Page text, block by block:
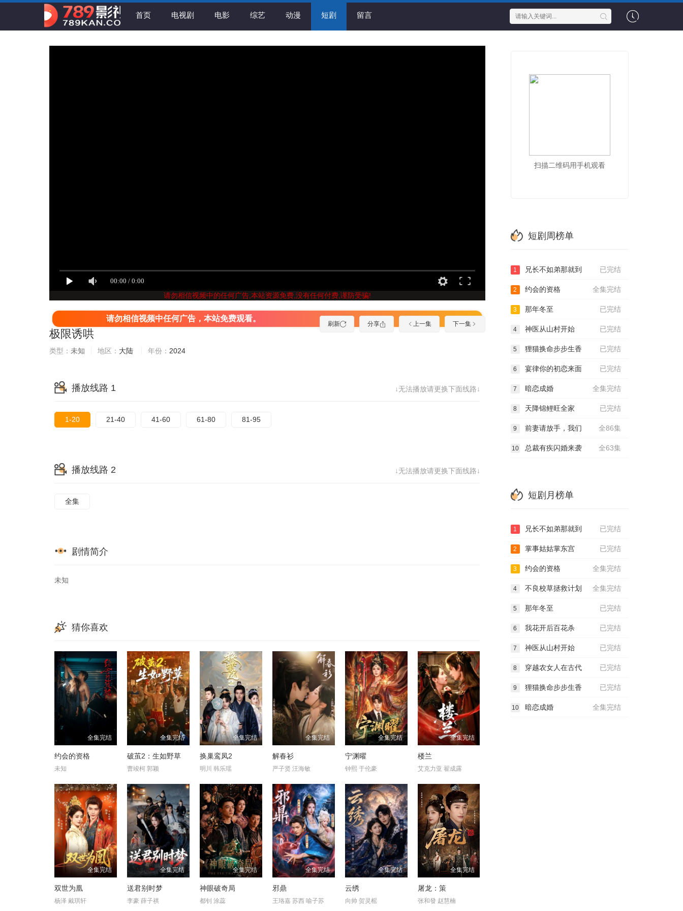
首页 电视剧 电影 综艺 动漫 短剧 留言
请勿相信视频中的任何广告,本站资源免费,没有任何付费,谨防受骗!
刷新 分享 上一集 下一集
请勿相信视频中任何广告，本站免费观看。
极限诱哄
类型： 未知 地区： 大陆 年份： 2024
↓无法播放请更换下面线路↓
播放线路 1
1-20 21-40 41-60 61-80 81-95
↓无法播放请更换下面线路↓
播放线路 2
全集
剧情简介
未知
猜你喜欢
全集完结
约会的资格
未知
全集完结
破茧2：生如野草
曹竣柯 郭颖
全集完结
换巢鸾凤2
明川 韩乐瑶
全集完结
解春衫
严子贤 汪海敏
全集完结
宁渊曜
钟熙 于伦豪
全集完结
楼兰
艾克力亚 翟成露
全集完结
双世为凰
杨泽 戴琪轩
全集完结
送君别时梦
李豪 薛子祺
全集完结
神眼破奇局
都钊 涂蕊
全集完结
邪鼎
王珞嘉 苏西 喻子苏
全集完结
云绣
向帅 贺灵榣
全集完结
屠龙：策
张和發 赵慧楠
扫描二维码用手机观看
短剧周榜单
已完结
1 兄长不如弟那就到
全集完结
2 约会的资格
已完结
3 那年冬至
已完结
4 神医从山村开始
已完结
5 狸猫换命步步生香
已完结
6 宴律你的初恋来面
全集完结
7 暗恋成婚
已完结
8 天降锦鲤旺全家
全86集
9 前妻请放手，我们
全63集
10 总裁有疾闪婚来袭
短剧月榜单
已完结
1 兄长不如弟那就到
已完结
2 掌事姑姑掌东宫
全集完结
3 约会的资格
全集完结
4 不良校草拯救计划
已完结
5 那年冬至
已完结
6 我花开后百花杀
已完结
7 神医从山村开始
已完结
8 穿越农女人在古代
已完结
9 狸猫换命步步生香
全集完结
10 暗恋成婚